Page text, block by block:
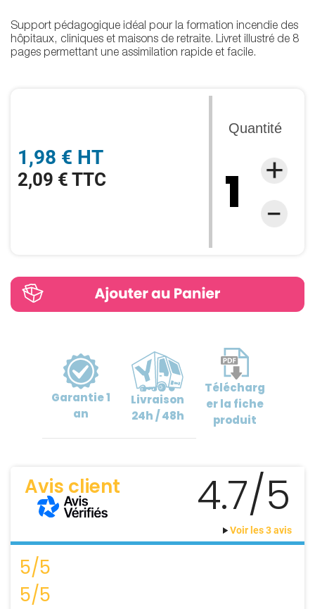
1,98 € HT
2,09 € TTC
Quantité
Support pédagogique idéal pour la formation incendie des
hôpitaux, cliniques et maisons de retraite. Livret illustré de 8
pages permettant une assimilation rapide et facile.
Garantie1
an
Livraison
24h / 48h
Télécharg
erla fiche
produit
Avis client 4.7/5
Voir les 3 avis
5/5
5/5